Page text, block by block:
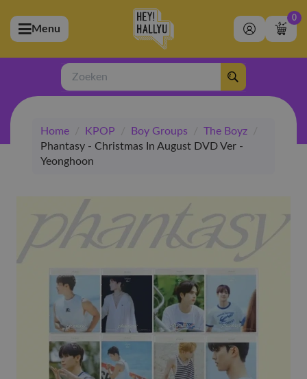
(Artiesten)
(Merchandise)
(Exclusive)
(Winkel)
Menu
0
Zoeken
Home / KPOP / Boy Groups / The Boyz
/
Phantasy - Christmas In August DVD Ver -
Yeonghoon